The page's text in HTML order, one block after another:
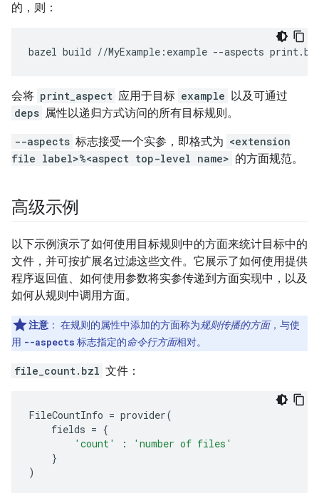
的，则：
bazel build //MyExample:example --aspects
会将 print_aspect 应用于目标 example 以及可通过
deps 属性以递归方式访问的所有目标规则。
--aspects 标志接受一个实参，即格式为 <extension
file label>%<aspect top-level name> 的方面规范。
高级示例
以下示例演示了如何使用目标规则中的方面来统计目标中的
文件，并可按扩展名过滤这些文件。它展示了如何使用提供
程序返回值、如何使用参数将实参传递到方面实现中，以及
如何从规则中调用方面。
注意 ： 在规则的属性中添加的方面称为规则传播的方面，与使
用 --aspects 标志指定的命令行方面相对。
file_count.bzl 文件：
FileCountInfo = provider(
fields = {
'count'
:
'number of files'
}
)